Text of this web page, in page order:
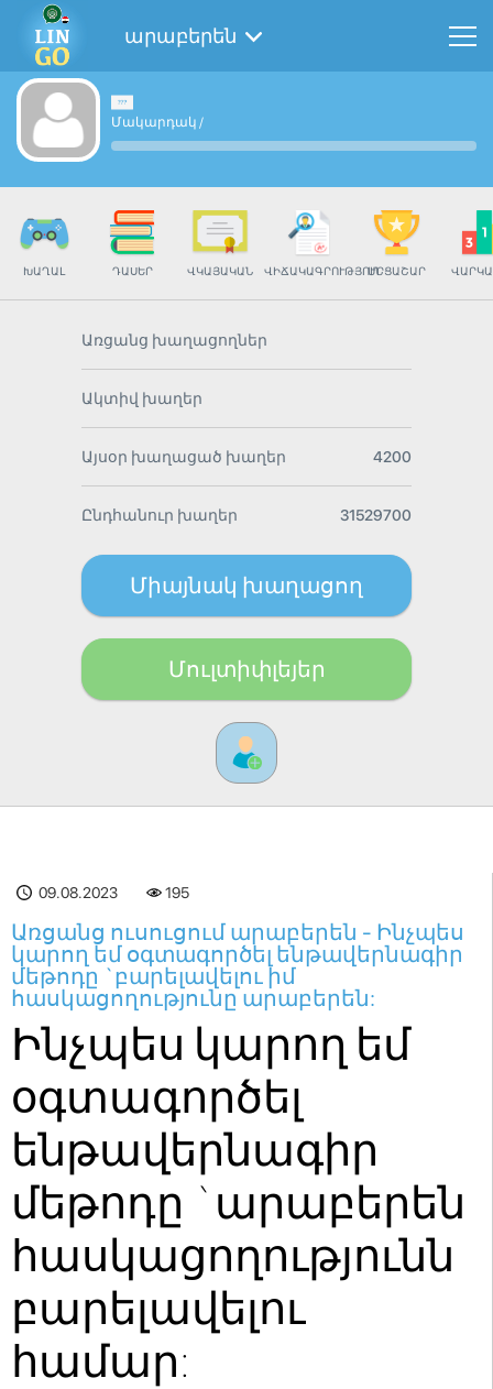
արաբերեն
Մակարդակ /
ԽԱՂԱԼ ԴԱՍԵՐ ՎԿԱՅԱԿԱՆ ՎԻՃԱԿԱԳՐՈՒԹՅՈՒՆՄՐՑԱՇԱՐ
Առցանց խաղացողներ
Ակտիվ խաղեր
Այսօր խաղացած խաղեր 4200
Ընդհանուր խաղեր 31529700
Միայնակ խաղացող
Մուլտիփլեյեր
09.08.2023 195
Առցանց ուսուցում արաբերեն - Ինչպես
կարող եմ օգտագործել ենթավերնագիր
մեթոդը `բարելավելու իմ
հասկացողությունը արաբերեն:
Ինչպես կարող եմ
օգտագործել
ենթավերնագիր
մեթոդը `արաբերեն
հասկացողությունն
բարելավելու
համար: